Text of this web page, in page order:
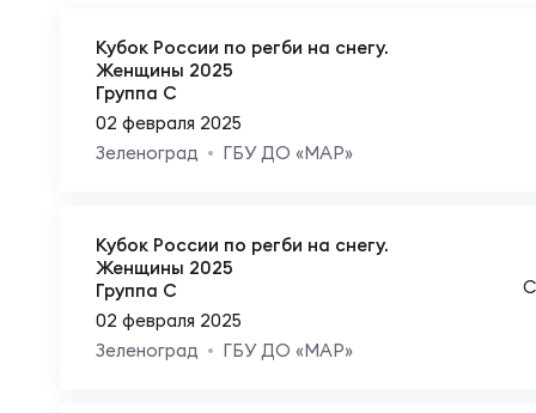
Кубок России по регби на снегу.
Женщины 2025
Группа C
02 февраля 2025
Зеленоград
ГБУ ДО «МАР»
Кубок России по регби на снегу.
Женщины 2025
Группа C
02 февраля 2025
Зеленоград
ГБУ ДО «МАР»